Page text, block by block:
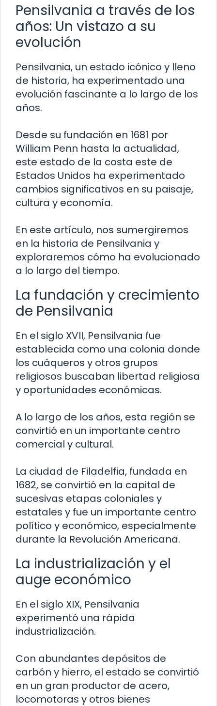
Pensilvania a través de los
años: Un vistazo a su
evolución
Pensilvania, un estado icónico y lleno
de historia, ha experimentado una
evolución fascinante a lo largo de los
años.
Desde su fundación en 1681 por
William Penn hasta la actualidad,
este estado de la costa este de
Estados Unidos ha experimentado
cambios significativos en su paisaje,
cultura y economía.
En este artículo, nos sumergiremos
en la historia de Pensilvania y
exploraremos cómo ha evolucionado
a lo largo del tiempo.
La fundación y crecimiento
de Pensilvania
En el siglo XVII, Pensilvania fue
establecida como una colonia donde
los cuáqueros y otros grupos
religiosos buscaban libertad religiosa
y oportunidades económicas.
A lo largo de los años, esta región se
convirtió en un importante centro
comercial y cultural.
La ciudad de Filadelfia, fundada en
1682, se convirtió en la capital de
sucesivas etapas coloniales y
estatales y fue un importante centro
político y económico, especialmente
durante la Revolución Americana.
La industrialización y el
auge económico
En el siglo XIX, Pensilvania
experimentó una rápida
industrialización.
Con abundantes depósitos de
carbón y hierro, el estado se convirtió
en un gran productor de acero,
locomotoras y otros bienes